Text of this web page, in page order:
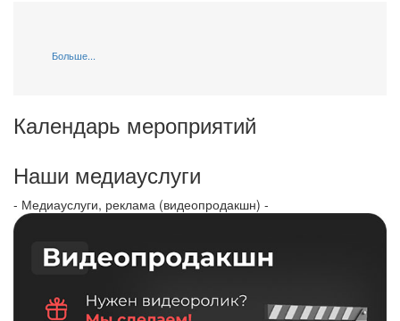
Больше...
Календарь мероприятий
Наши медиауслуги
- Медиауслуги, реклама (видеопродакшн) -